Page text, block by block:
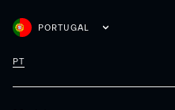
PORTUGAL
PT